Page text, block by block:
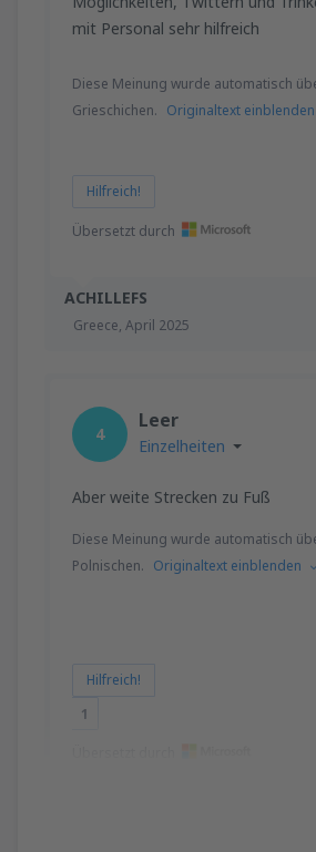
ACHILLEFS
Greece, April 2025
mit Personal sehr hilfreich
Diese Meinung wurde automatisch
Grieschichen. Originaltext einblenden
Hilfreich!
Übersetzt durch
4
Leer
Einzelheiten
Aber weite Strecken zu Fuß
Diese Meinung wurde automatisch
Polnischen. Originaltext einblenden
Hilfreich!
1